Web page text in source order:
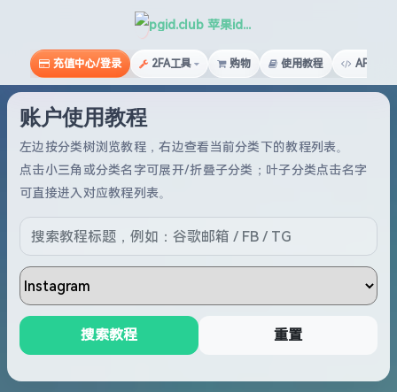
pgid.club 苹果id俱乐部
充值中心/登录 2FA工具 购物 使用教程 API文档
账户使用教程
左边按分类树浏览教程，右边查看当前分类下的教程列表。
点击小三角或分类名字可展开/折叠子分类；叶子分类点击名字
可直接进入对应教程列表。
搜索教程 重置